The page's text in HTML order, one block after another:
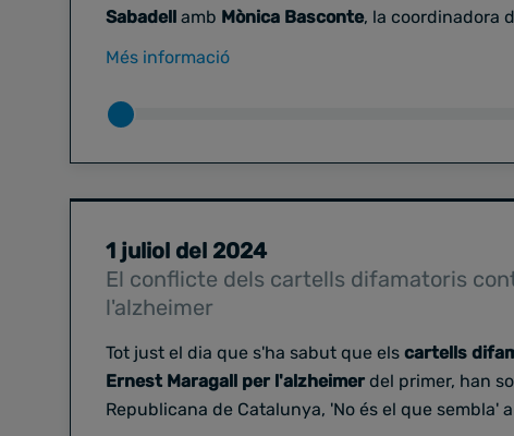
Sabadell amb Mònica Basconte, la coordinadora
Més informació
1 juliol del 2024
El conflicte dels cartells difamatoris
l'alzheimer
Tot just el dia que s'ha sabut que els cartells
Ernest Maragall per l'alzheimer del primer, han
Republicana de Catalunya, 'No és el que sembla'